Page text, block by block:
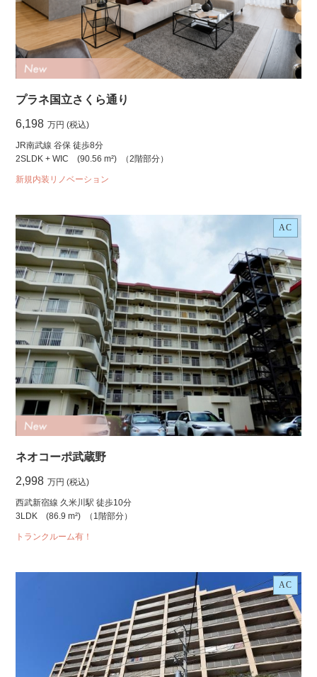
プラネ国立さくら通り
6,198 万円 (税込)
JR南武線 谷保 徒歩8分
2SLDK + WIC
(90.56 m²) （2階部分）
新規内装リノベーション
AC
ネオコーポ武蔵野
2,998 万円 (税込)
西武新宿線 久米川駅 徒歩10分
3LDK
(86.9 m²) （1階部分）
トランクルーム有！
AC